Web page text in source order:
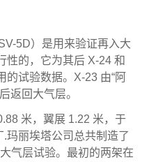
5D）是用来验证再入大
性的，它为其后 X-24 和
试验数据。X-23 由“阿
返回大气层。
米，翼展 1.22 米，于
玛丽埃塔公司总共制造了
气层试验。最初的两架在